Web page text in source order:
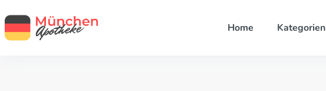
Home Kategorien